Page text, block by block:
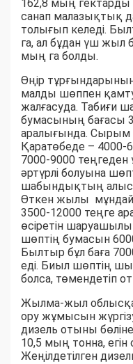
162,8 мың
санап малазықтық
толығып келеді.
га, ал бұдан үш жыл
мың га болды.
Өңір
малды шөппен
жалғасуда. Табиғи
бумасының бағасы
аралығында. Сырым
Қаратөбеде – 4000-
7000-9000
әртүрлі болуына
шабындықтың
Өткен жылы
3500-12000 теңге
өсіретін
шөптің бумасын
Былтыр бұл баға
еді. Биыл шөптің
болса, төмендетіп
Жылма-жыл облысқа
ору жұмысын
дизель отыны
10,5 мың тонна, егін
Жеңілдетілген